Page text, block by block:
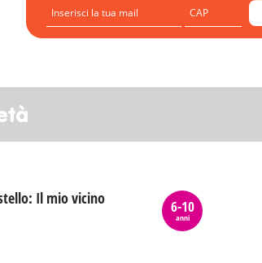
Il mio vicino 6-10
anni